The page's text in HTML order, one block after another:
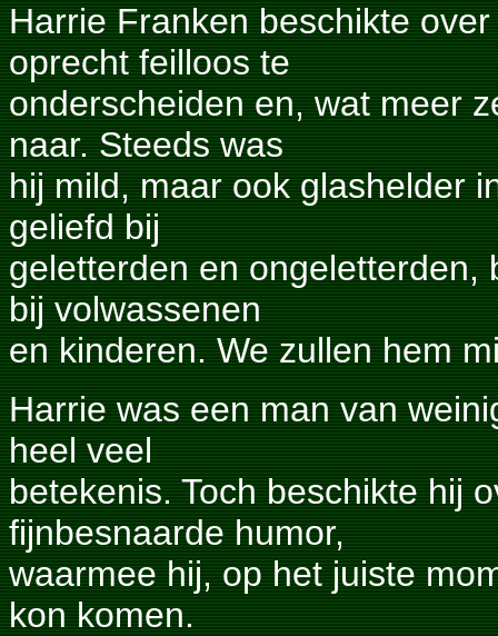
Harrie Franken beschikte
oprecht feilloos te
onderscheiden en, wat meer
naar. Steeds was
hij mild, maar ook glashelder
geliefd bij
geletterden en ongeletterden,
bij volwassenen
en kinderen. We zullen hem
Harrie was een man van
heel veel
betekenis. Toch beschikte hij
fijnbesnaarde humor,
waarmee hij, op het juiste
kon komen.